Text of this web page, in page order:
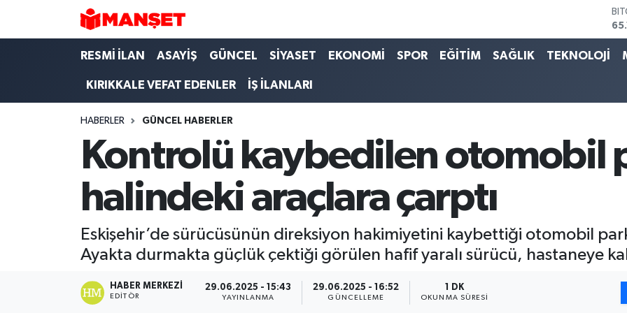
RESMİ İLAN ASAYİŞ GÜNCEL SİYASET EKONOMİ SPOR EĞİTİM SAĞLIK TEKNOLOJİ
KIRIKKALE VEFAT EDENLER İŞ İLANLARI
HABERLER GÜNCEL HABERLER
Kontrolü kaybedilen otomobil
halindeki araçlara çarptı
Eskişehir’de sürücüsünün direksiyon hakimiyetini kaybettiği otomobil
Ayakta durmakta güçlük çektiği görülen hafif yaralı sürücü, hastaneye
HABER MERKEZI
EDITÖR
29.06.2025 - 15:43
YAYINLANMA
29.06.2025 - 16:52
GÜNCELLEME
1 DK
OKUNMA SÜRESI
Hava Durumu
Trafik Durumu
Süper Lig Puan Durumu ve Fikstür
Tüm Manşetler
Son Dakika Haberleri
Haber Arşivi